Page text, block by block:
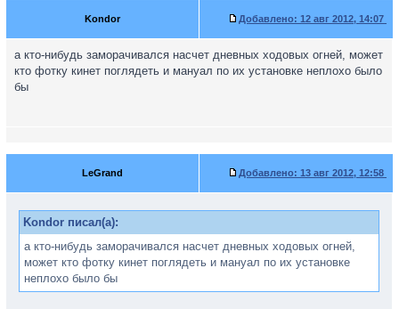
Kondor Добавлено: 12 авг 2012, 14:07
а кто-нибудь заморачивался насчет дневных ходовых огней, может
кто фотку кинет поглядеть и мануал по их установке неплохо было
бы
LeGrand Добавлено: 13 авг 2012, 12:58
Kondor писал(а):
а кто-нибудь заморачивался насчет дневных ходовых огней,
может кто фотку кинет поглядеть и мануал по их установке
неплохо было бы